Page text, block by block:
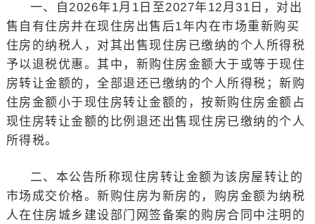
一、自2026年1月1日至2027年12月31日，对出
售自有住房并在现住房出售后1年内在市场重新购买
住房的纳税人，对其出售现住房已缴纳的个人所得税
予以退税优惠。其中，新购住房金额大于或等于现住
房转让金额的，全部退还已缴纳的个人所得税；新购
住房金额小于现住房转让金额的，按新购住房金额占
现住房转让金额的比例退还出售现住房已缴纳的个人
所得税。
二、本公告所称现住房转让金额为该房屋转让的
市场成交价格。新购住房为新房的，购房金额为纳税
人在住房城乡建设部门网签备案的购房合同中注明的